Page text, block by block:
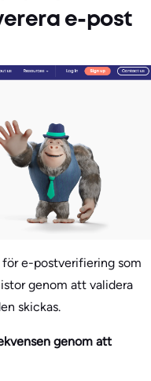
e-post
e-postverifiering som
genom att validera
skickas.
genom att